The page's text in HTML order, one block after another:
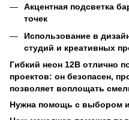
Акцентная подсветка
точек
Использование в
студий и креативных
Гибкий неон 12В отлично
проектов: он безопасен,
позволяет воплощать
Нужна помощь с выбором